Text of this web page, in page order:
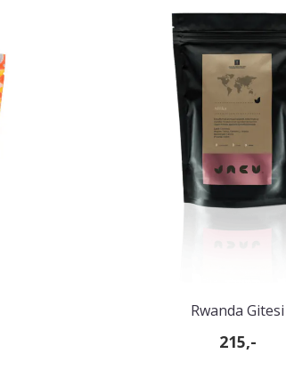
Rwanda Gitesi
215,-